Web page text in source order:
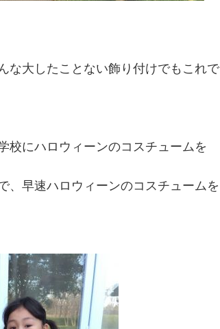
な大したことない飾り付けでもこれで
校にハロウィーンのコスチュームを
、早速ハロウィーンのコスチュームを